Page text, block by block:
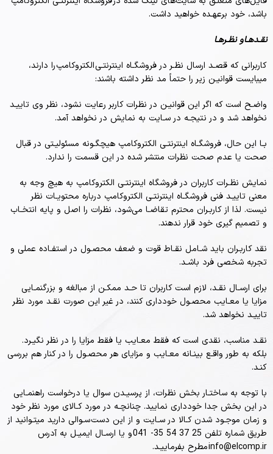
باشد، خود برعهـده خواهید داشت.
نقـدهـا و نظـرهـا
کاربرانی که قصـد ارسال نظـر در فروشگـاه اینترنتـی الکتروکامپ را دارند،
میبایست قوانیـن زیر را حتماً مد نظر داشته باشند:
واضـح است که اگر این قوانیـن در نظرات کاربر رعایت نشود، نظر وی تاییـد
نخواهد شد و در نتیجـه در سـایت به نمایش در نخواهد آمد.
بـا این حال، فروشگـاه اینترنتـی الکتروکامپ هیچگـونه مسئولیـتی در قبال
صحت یا عدم صحت نظرات منتشر شده در این قسمت را ندارد.
نمایش نظـرات کاربران در فروشگاه اینترنتـی الکتروکامپ به هیچ وجه به
معنی تاییـد فنی فروشگـاه اینترنتـی الکتروکامپ درباره محتویـات نظر
نیست. لذا از کاربـران محترم تقاضـا می‌شود، نظرات را اصل و پایه انتخـاب
و تصمیم گیری خود قرار ندهند.
نقد کاربـران باید شـامل نقـاط قوت و ضعف محصـول در استفـاده عملی و
تجربه شخصی فرد باشـد.
برای ارسـال نقـد، لازم است کاربران تا حـد ممکـن از مبالغه و بزرگنمـایی
مزایا یا معـایب محصـول خودداری کنند، در غیر این صورت نقـد مورد نظر
تاییـد نخواهد شد.
نقـد مناسب، نقدی است که فقط معـایب یا فقط مزایا را در نظر نگیـرد.
بلکه به طور واقـع بینـانه معـایب و مزایای هر محصـول را در کنار هم بررسی
کنـد.
با توجه به ساختـار بخش نظرات، از پرسیـدن سوال یا درخواست راهنمـایی
در این بخش جدا خودداری نمایید. چنانچـه در مورد کـالای مورد نظر خود
و زمان موجـود شدن کـالا در سـایت و از این دست سـوالی دارید میتـوانید از
طریق شماره تلفن 25 37 54 35- 041 و یا ارسـال ایمیـل به آدرس
info@elcomp.ir مطرح بفرماییـد.